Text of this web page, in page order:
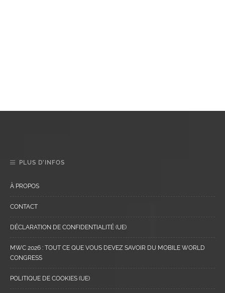
PLUS D’INFOS
À PROPOS
CONTACT
DÉCLARATION DE CONFIDENTIALITÉ (UE)
MWC 2026 : TOUT CE QUE VOUS DEVEZ SAVOIR DU MOBILE WORLD
CONGRESS
POLITIQUE DE COOKIES (UE)